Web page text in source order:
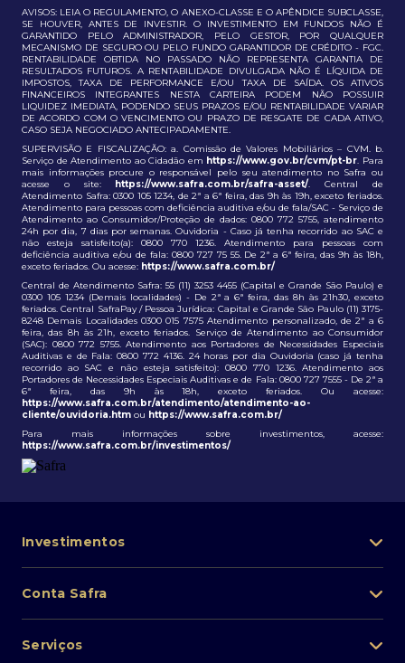
AVISOS: LEIA O REGULAMENTO, O ANEXO-CLASSE E O APÊNDICE SUBCLASSE,
SE HOUVER, ANTES DE INVESTIR. O INVESTIMENTO EM FUNDOS NÃO É
GARANTIDO PELO ADMINISTRADOR, PELO GESTOR, POR QUALQUER
MECANISMO DE SEGURO OU PELO FUNDO GARANTIDOR DE CRÉDITO - FGC.
RENTABILIDADE OBTIDA NO PASSADO NÃO REPRESENTA GARANTIA DE
RESULTADOS FUTUROS. A RENTABILIDADE DIVULGADA NÃO É LÍQUIDA DE
IMPOSTOS, TAXA DE PERFORMANCE E/OU TAXA DE SAÍDA. OS ATIVOS
FINANCEIROS INTEGRANTES NESTA CARTEIRA PODEM NÃO POSSUIR
LIQUIDEZ IMEDIATA, PODENDO SEUS PRAZOS E/OU RENTABILIDADE VARIAR
DE ACORDO COM O VENCIMENTO OU PRAZO DE RESGATE DE CADA ATIVO,
CASO SEJA NEGOCIADO ANTECIPADAMENTE.
SUPERVISÃO E FISCALIZAÇÃO: a. Comissão de Valores Mobiliários – CVM. b.
Serviço de Atendimento ao Cidadão em https://www.gov.br/cvm/pt-br. Para
mais informações procure o responsável pelo seu atendimento no Safra ou
acesse o site: https://www.safra.com.br/safra-asset/. Central de
Atendimento Safra: 0300 105 1234, de 2ª a 6ª feira, das 9h às 19h, exceto feriados.
Atendimento para pessoas com deficiência auditiva e/ou de fala/SAC - Serviço de
Atendimento ao Consumidor/Proteção de dados: 0800 772 5755, atendimento
24h por dia, 7 dias por semanas. Ouvidoria - Caso já tenha recorrido ao SAC e
não esteja satisfeito(a): 0800 770 1236. Atendimento para pessoas com
deficiência auditiva e/ou de fala: 0800 727 75 55. De 2ª a 6ª feira, das 9h às 18h,
exceto feriados. Ou acesse: https://www.safra.com.br/
Central de Atendimento Safra: 55 (11) 3253 4455 (Capital e Grande São Paulo) e
0300 105 1234 (Demais localidades) - De 2ª a 6ª feira, das 8h às 21h30, exceto
feriados. Central SafraPay / Pessoa Jurídica: Capital e Grande São Paulo (11) 3175-
8248 Demais Localidades 0300 015 7575 Atendimento personalizado, de 2ª a 6
feira, das 8h às 21h, exceto feriados. Serviço de Atendimento ao Consumidor
(SAC): 0800 772 5755. Atendimento aos Portadores de Necessidades Especiais
Auditivas e de Fala: 0800 772 4136. 24 horas por dia Ouvidoria (caso já tenha
recorrido ao SAC e não esteja satisfeito): 0800 770 1236. Atendimento aos
Portadores de Necessidades Especiais Auditivas e de Fala: 0800 727 7555 - De 2ª a
6ª feira, das 9h às 18h, exceto feriados. Ou acesse:
https://www.safra.com.br/atendimento/atendimento-ao-
cliente/ouvidoria.htm ou https://www.safra.com.br/
Para mais informações sobre investimentos, acesse:
https://www.safra.com.br/investimentos/
Investimentos
Lista de fundos de investimento
Conta Safra
Pessoa Física
Serviços